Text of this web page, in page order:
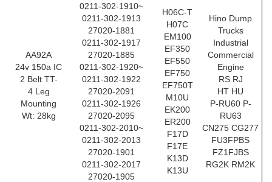
AA92A
24v 150a IC
2 Belt TT-
4 Leg
Mounting
Wt: 28kg
0211-302-1910~
0211-302-1913
27020-1881
0211-302-1917
27020-1885
0211-302-1920~
0211-302-1922
27020-2091
0211-302-1926
27020-2095
0211-302-2010~
0211-302-2013
27020-1901
0211-302-2017
27020-1905
H06C-T
H07C
EM100
EF350
EF550
EF750
EF750T
M10U
EK200
ER200
F17D
F17E
K13D
K13U
Hino Dump
Trucks
Industrial
Commercial
Engine
RS RJ
HT HU
P-RU60 P-
RU63
CN275 CG277
FU3FPBS
FZ1FJBS
RG2K RM2K